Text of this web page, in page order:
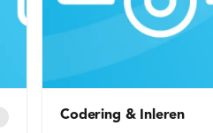
Meer info —
Codering & Inleren